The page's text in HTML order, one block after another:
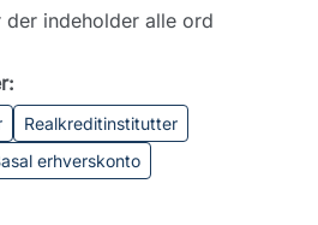
der indeholder alle ord
Realkreditinstitutter
erhverskonto